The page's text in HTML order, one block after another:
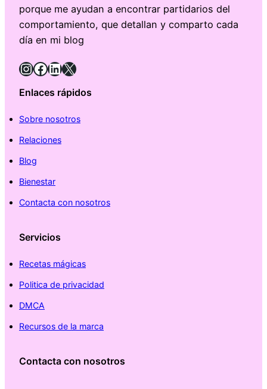
porque me ayudan a encontrar partidarios del
comportamiento, que detallan y comparto cada
día en mi blog
InstagramFacebook LinkedIn X
Enlaces rápidos
Sobre nosotros
Relaciones
Blog
Bienestar
Contacta con nosotros
Servicios
Recetas mágicas
Politica de privacidad
DMCA
Recursos de la marca
Contacta con nosotros